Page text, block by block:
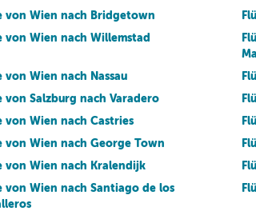
von Wien nach Bridgetown
von Wien nach Willemstad
von Wien nach Nassau
von Salzburg nach Varadero
von Wien nach Castries
von Wien nach George Town
von Wien nach Kralendijk
von Wien nach Santiago de los